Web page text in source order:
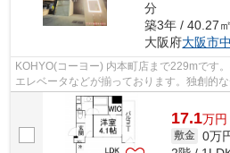
分
築3年 / 40.27
大阪府大阪市
KOHYO(コーヨー) 内本町店まで229mです
エレベータなどが揃っております。独創的
ただいています。駅から徒歩6分にある物...
17.1万円
敷金 0万